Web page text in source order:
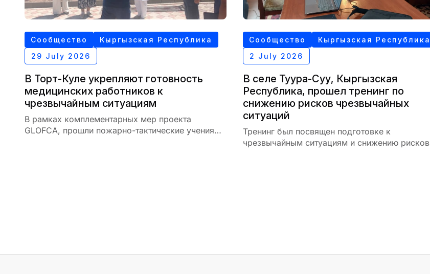
Сообщество
Кыргызская Республика
29 July 2026
В Торт-Куле укрепляют готовность
медицинских работников к
чрезвычайным ситуациям
В рамках комплементарных мер проекта
GLOFCA, прошли пожарно-тактические учения
Сообщество
Кыргызская Республика
2 July 2026
В селе Туура-Суу, Кыргызская
Республика, прошел тренинг по
снижению рисков чрезвычайных
ситуаций
Тренинг был посвящен подготовке к
чрезвычайным ситуациям и снижению рисков